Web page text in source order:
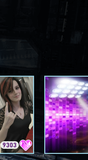
9303